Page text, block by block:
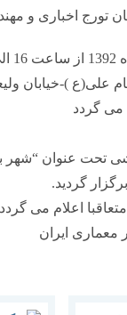
تورج اخباری و
علی(ع )-خیابان
گردید.
اعلام می گردد
معماری ایران